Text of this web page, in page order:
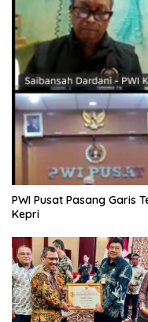
PWI Pusat Pasang Garis
Kepri